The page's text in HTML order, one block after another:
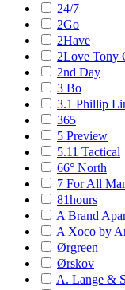
24/7
2Go
2Have
2Love Tony
2nd Day
3 Bo
3.1 Phillip
365
5 Preview
5.11 Tactical
66° North
7 For All
81hours
A Brand
A Xoco by
Ørgreen
Ørskov
A. Lange &